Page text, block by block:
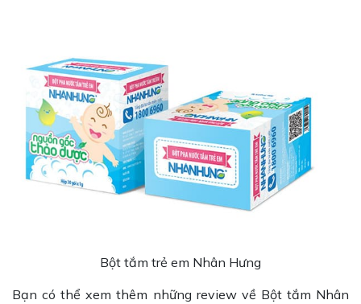
Bột tắm trẻ em Nhân Hưng
Bạn có thể xem thêm những review về Bột tắm Nhân